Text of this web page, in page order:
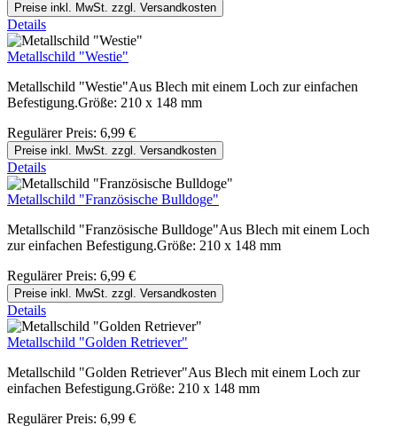
Preise inkl. MwSt. zzgl. Versandkosten
Details
Metallschild "Westie"
Metallschild "Westie"Aus Blech mit einem Loch zur einfachen
Befestigung.Größe: 210 x 148 mm
Regulärer Preis: 6,99 €
Preise inkl. MwSt. zzgl. Versandkosten
Details
Metallschild "Französische Bulldoge"
Metallschild "Französische Bulldoge"Aus Blech mit einem Loch
zur einfachen Befestigung.Größe: 210 x 148 mm
Regulärer Preis: 6,99 €
Preise inkl. MwSt. zzgl. Versandkosten
Details
Metallschild "Golden Retriever"
Metallschild "Golden Retriever"Aus Blech mit einem Loch zur
einfachen Befestigung.Größe: 210 x 148 mm
Regulärer Preis: 6,99 €